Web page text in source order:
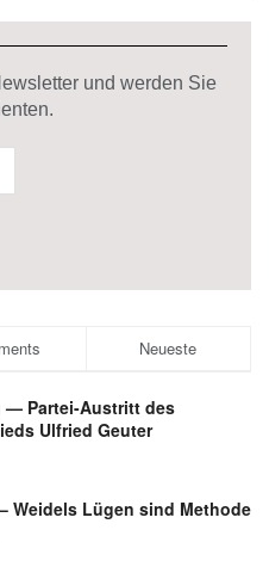
und werden Sie
Neueste
— Partei-Austritt des
Ulfried Geuter
Weidels Lügen sind Methode